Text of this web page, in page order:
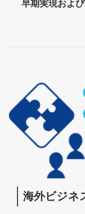
早期実現およ
海外ビジネ